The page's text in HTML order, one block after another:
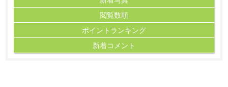
閲覧数順
ポイント ランキング
新着コメント